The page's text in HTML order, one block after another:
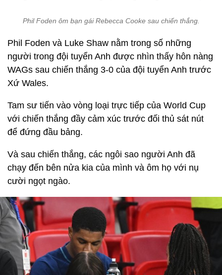
Phil Foden ôm bạn gái Rebecca Cooke sau chiến thắng.
Phil Foden và Luke Shaw nằm trong số những
người trong đội tuyển Anh được nhìn thấy hôn nàng
WAGs sau chiến thắng 3-0 của đội tuyển Anh trước
Xứ Wales.
Tam sư tiến vào vòng loại trực tiếp của World Cup
với chiến thắng đầy cảm xúc trước đối thủ sát nút
để đứng đầu bảng.
Và sau chiến thắng, các ngôi sao người Anh đã
chạy đến bên nửa kia của mình và ôm họ với nụ
cười ngọt ngào.